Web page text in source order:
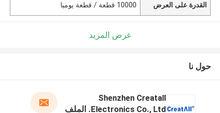
القدرة على العرض 10000 قطعة / قطعة يوميا
عرض المزيد
حول نا
Shenzhen Creatall
Electronics Co., Ltd. الملف